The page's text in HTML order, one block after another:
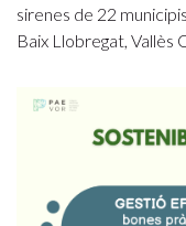
sirenes de 22
Baix Llobregat, Vallès